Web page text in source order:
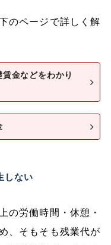
のページで詳しく解
金などをわかり
しない
の労働時間・休憩・
、そもそも残業代が